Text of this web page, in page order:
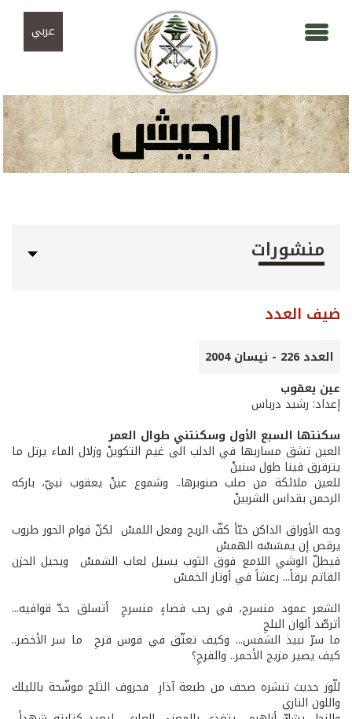
عربي
منشورات
ضيف العدد
العدد 226 - نيسان 2004
عين يعقوب
إعداد: رشيد درباس
سكنتها السبع الأول وسكنتني طوال العمر
العين تشق مساربها في الدلب الى غيم التكوينْ وزلال الماء يرتل ما
يترقرق فينا طول سنينْ
للعين ملائكة من صلب صنوبرها.. وشموع عينْ يعقوب نبيّ، باركه
الرحمن بقداس الشربينْ
وجه الأوراق الداكن خبّأ كفّ الريح وفعل اللمسْ لكنّ قوام الحور طروب
يرقص إن يمسَسْه الهمسْ
فيطلّ الوشي اللامع فوق الثوب يسيل لعاب الشمسْ ويحيل الحزن
القاتم برقاً... رعشاً في أوتار الخمسْ
الشعر عمود منسرح، في رحب فضاءٍ منسرحِ أتسلق حدّ قوافيه...
أترصّد ألوان البلحِ
ما سرّ نبيذ الشمس... وكيف تعتّق في قوس قزحِ ما سر الأخضر..
كيف يصير مزيج الأحمر.. والفرحِ؟
للّوز حديث تنشره صحف من طبعة آذارِ فحروف الثلج موشّحة بالليلك
واللون الناري